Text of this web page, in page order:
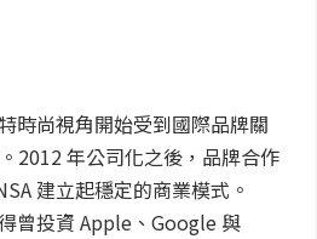
時尚視角開始受到國際品牌關
2012 年公司化之後，品牌合作
建立起穩定的商業模式。
曾投資 Apple、Google 與